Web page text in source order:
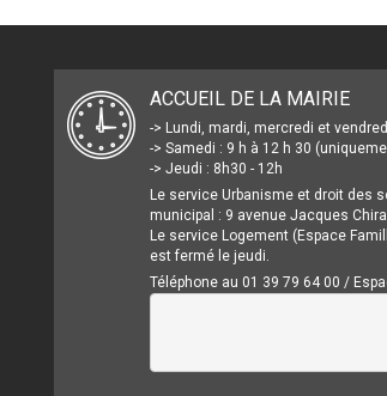
ACCUEIL DE LA MAIRIE
-> Lundi, mardi, mercredi et
-> Samedi : 9 h à 12 h 30
-> Jeudi : 8h30 - 12h
Le service Urbanisme et droit des
municipal : 9 avenue Jacques
Le service Logement (Espace
est fermé le jeudi.
Téléphone au 01 39 79 64 00 /